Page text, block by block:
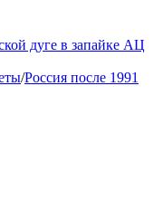
дуге в запайке АЦ
/Россия после 1991